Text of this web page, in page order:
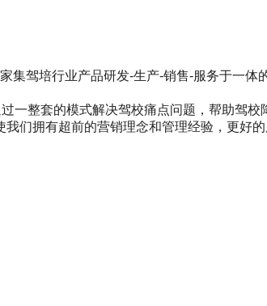
驾培行业产品研发-生产-销售-服务于一体
一整套的模式解决驾校痛点问题，帮助驾
们拥有超前的营销理念和管理经验，更好的